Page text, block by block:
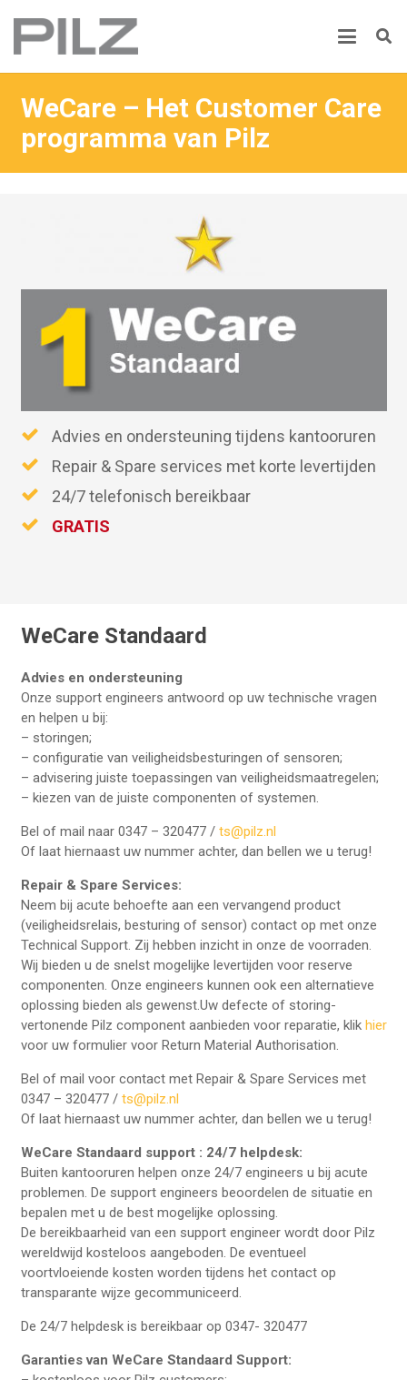
WeCare – Het Customer Care
programma van Pilz
Advies en ondersteuning tijdens kantooruren
Repair & Spare services met korte levertijden
24/7 telefonisch bereikbaar
GRATIS
WeCare Standaard
Advies en ondersteuning
Onze support engineers antwoord op uw technische vragen
en helpen u bij:
– storingen;
– configuratie van veiligheidsbesturingen of sensoren;
– advisering juiste toepassingen van veiligheidsmaatregelen;
– kiezen van de juiste componenten of systemen.
Bel of mail naar 0347 – 320477 / ts@pilz.nl
Of laat hiernaast uw nummer achter, dan bellen we u terug!
Repair & Spare Services:
Neem bij acute behoefte aan een vervangend product
(veiligheidsrelais, besturing of sensor) contact op met onze
Technical Support. Zij hebben inzicht in onze de voorraden.
Wij bieden u de snelst mogelijke levertijden voor reserve
componenten. Onze engineers kunnen ook een alternatieve
oplossing bieden als gewenst.Uw defecte of storing-
vertonende Pilz component aanbieden voor reparatie, klik hier
voor uw formulier voor Return Material Authorisation.
Bel of mail voor contact met Repair & Spare Services met
0347 – 320477 / ts@pilz.nl
Of laat hiernaast uw nummer achter, dan bellen we u terug!
WeCare Standaard support : 24/7 helpdesk:
Buiten kantooruren helpen onze 24/7 engineers u bij acute
problemen. De support engineers beoordelen de situatie en
bepalen met u de best mogelijke oplossing.
De bereikbaarheid van een support engineer wordt door Pilz
wereldwijd kosteloos aangeboden. De eventueel
voortvloeiende kosten worden tijdens het contact op
transparante wijze gecommuniceerd.
De 24/7 helpdesk is bereikbaar op 0347- 320477
Garanties van WeCare Standaard Support: